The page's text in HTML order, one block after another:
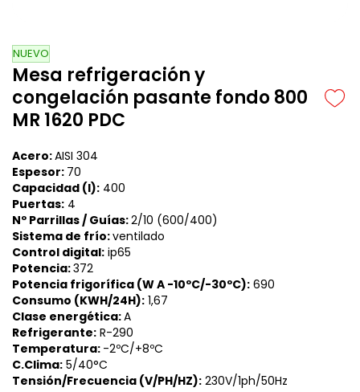
NUEVO
Mesa refrigeración y
congelación pasante fondo 800
MR 1620 PDC
Acero:AISI 304
Espesor: 70
Capacidad (l): 400
Puertas: 4
Nº Parrillas / Guías:2/10 (600/400)
Sistema de frío:ventilado
Control digital: ip65
Potencia:372
Potencia frigorífica (W A -10ºC/-30ºC): 690
Consumo (KWH/24H): 1,67
Clase energética:A
Refrigerante: R-290
Temperatura: -2ºC/+8ºC
C.Clima: 5/40°C
Tensión/Frecuencia (V/PH/HZ): 230V/1ph/50Hz